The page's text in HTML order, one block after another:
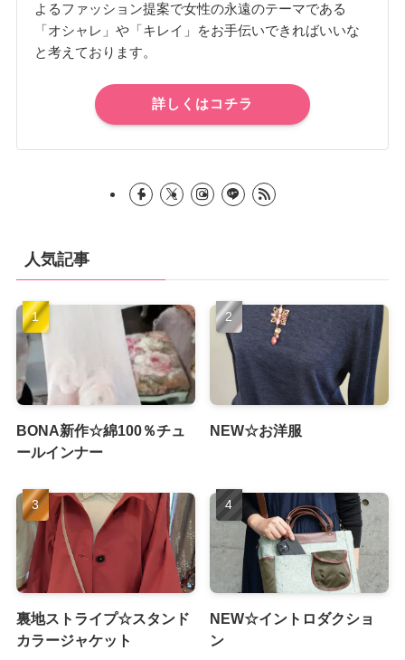
よるファッション提案で女性の永遠のテーマである
「オシャレ」や「キレイ」をお手伝いできればいいな
と考えております。
詳しくはコチラ
人気記事
BONA新作☆綿100％チュ
ールインナー
NEW☆お洋服
裏地ストライプ☆スタンド
カラージャケット
NEW☆イントロダクショ
ン